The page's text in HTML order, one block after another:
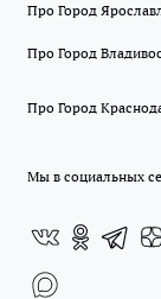
Про Город
Про Город
Про Город
Мы в социальных